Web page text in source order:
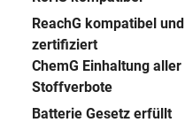
ReachG kompatibel und
zertifiziert
ChemG Einhaltung aller
Stoffverbote
Batterie Gesetz erfüllt